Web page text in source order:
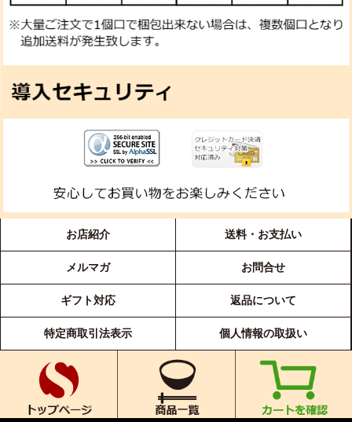
お店紹介 送料・お支払い
メルマガ お問合せ
ギフト対応 返品について
特定商取引法表示 個人情報の取扱い